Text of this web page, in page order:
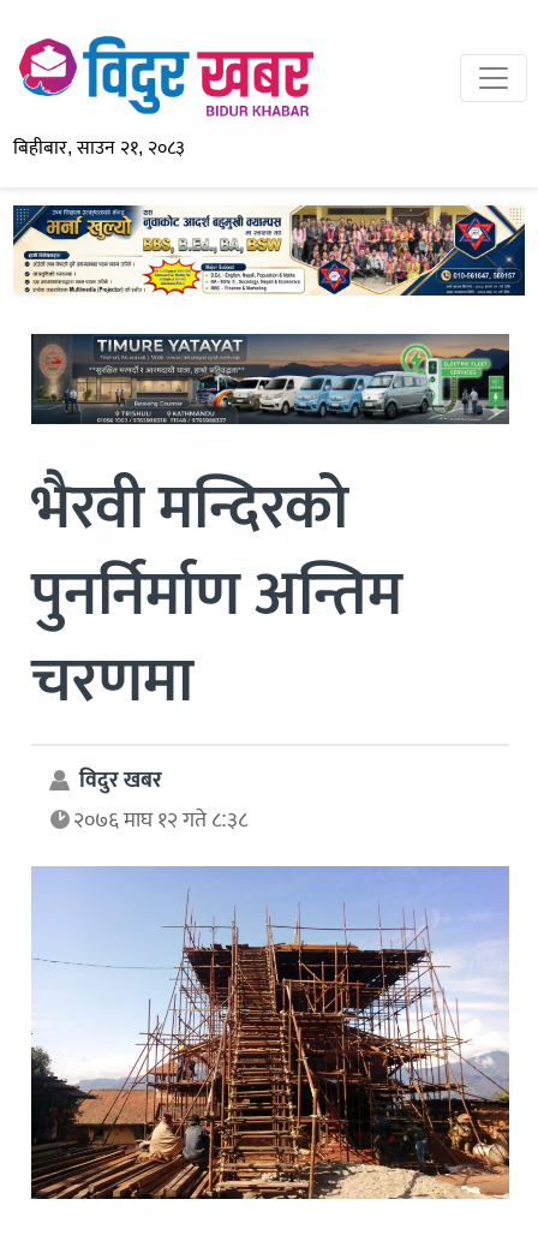
बिहीबार, साउन २१, २०८३
भैरवी मन्दिरको
पुनर्निर्माण अन्तिम
चरणमा
विदुर खबर
२०७६ माघ १२ गते ८:३८